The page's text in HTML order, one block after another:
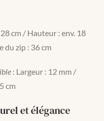
cm / Hauteur : env. 18
du zip : 36 cm
: Largeur : 12 mm /
cm
et élégance